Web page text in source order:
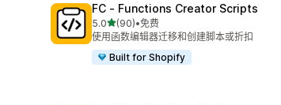
FC ‑ Functions Creator Scripts
5.0星（满分 5 星）
(90)
总共 90 条评论
•免费
使用函数编辑器迁移和创建脚本或折扣
Built for Shopify